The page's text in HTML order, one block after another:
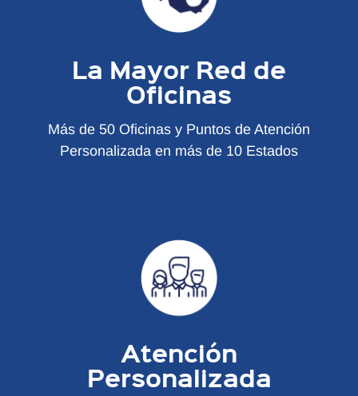
La Mayor Red de
Oficinas
Más de 50 Oficinas y Puntos de Atención
Personalizada en más de 10 Estados
Atención
Personalizada